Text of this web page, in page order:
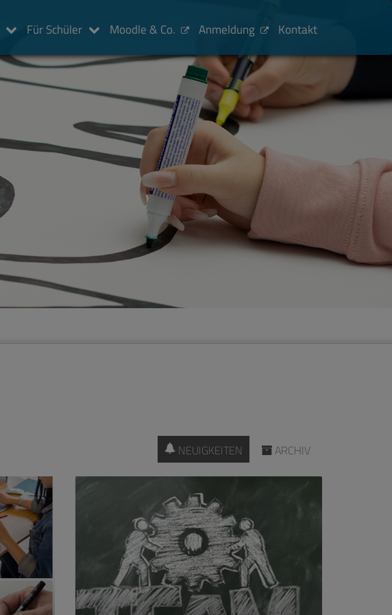
Für Schüler Moodle & Co. Anmeldung Kontakt
NEUIGKEITEN ARCHIV